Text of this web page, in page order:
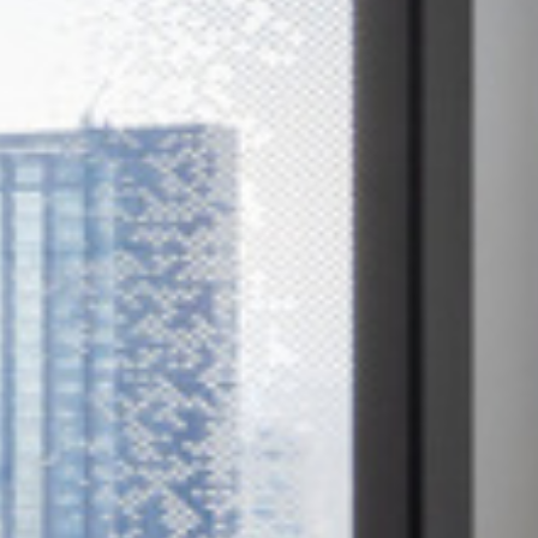
キャンペーン
楽しむ
パン パシフィック ディスカバ
ー
ホテル グルーヴ新宿、パークロイヤル
ホテル
グローバルホームページに戻る